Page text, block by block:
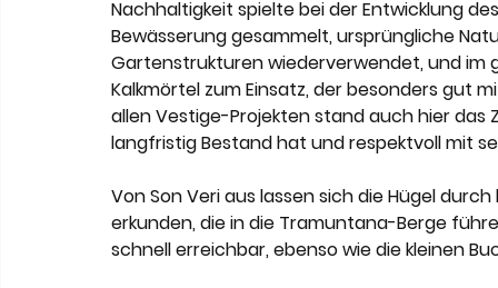
Nachhaltigkeit spielte bei der Entwicklung
Bewässerung gesammelt, ursprüngliche
Gartenstrukturen wiederverwendet, und
Kalkmörtel zum Einsatz, der besonders gut
allen Vestige-Projekten stand auch hier
langfristig Bestand hat und respektvoll mit
Von Son Veri aus lassen sich die Hügel
erkunden, die in die Tramuntana-Berge
schnell erreichbar, ebenso wie die kleinen